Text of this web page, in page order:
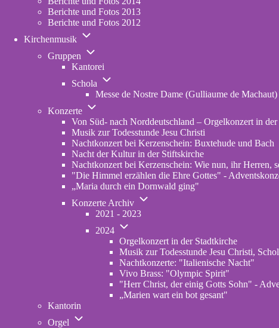
Berichte und Fotos 2013
Berichte und Fotos 2012
Kirchenmusik
Unternavigation
Kirchenmusik
Gruppen
Unternavigation
Gruppen
Kantorei
Schola
Unternavigation
Schola
Messe de Nostre Dame (Gulliaume de Machaut)
Konzerte
Unternavigation
Konzerte
Von Süd- nach Norddeutschland – Orgelkonzert in
Musik zur Todesstunde Jesu Christi
Nachtkonzert bei Kerzenschein: Buxtehude und Bach
Nacht der Kultur in der Stiftskirche
Nachtkonzert bei Kerzenschein: Wie nun, ihr Herren,
"Die Himmel erzählen die Ehre Gottes" -
„Maria durch ein Dornwald ging"
Konzerte Archiv
Unternavigation
Konzerte
2021 - 2023
2024
Unternavigation
2024
Orgelkonzert in der Stadtkirche
Musik zur Todesstunde Jesu Christi,
Nachtkonzerte: "Italienische Nacht"
Vivo Brass: "Olympic Spirit"
"Herr Christ, der einig Gotts Sohn" -
„Marien wart ein bot gesant"
Kantorin
Orgel
Unternavigation